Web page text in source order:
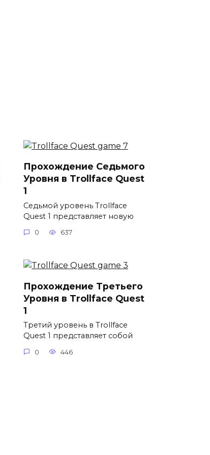
Прохождение Седьмого
Уровня в Trollface Quest
1
Седьмой уровень Trollface
Quest 1 представляет новую
0 637
Прохождение Третьего
Уровня в Trollface Quest
1
Третий уровень в Trollface
Quest 1 представляет собой
0 446